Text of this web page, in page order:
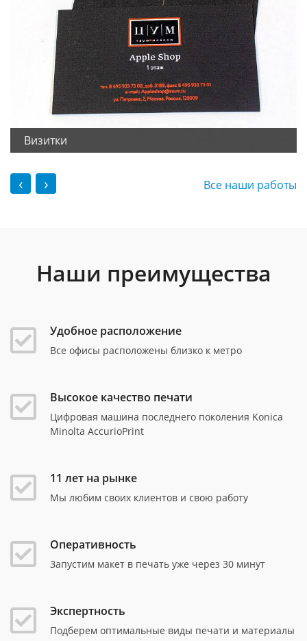
Визитки
‹ › Все наши работы
Наши преимущества
Удобное расположение
Все офисы расположены близко к метро
Высокое качество печати
Цифровая машина последнего поколения Konica
Minolta AccurioPrint
11 лет на рынке
Мы любим своих клиентов и свою работу
Оперативность
Запустим макет в печать уже через 30 минут
Экспертность
Подберем оптимальные виды печати и материалы